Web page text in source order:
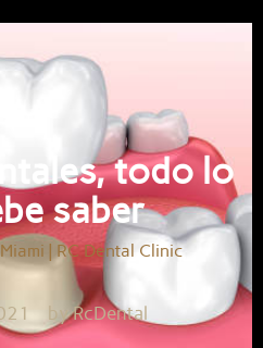
todo lo
saber
| RC Dental Clinic
byRcDental